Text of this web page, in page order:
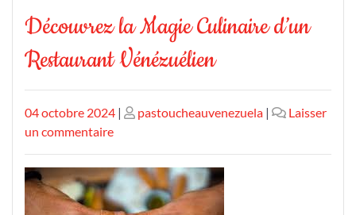
Découvrez la Magie Culinaire d’un
Restaurant Vénézuélien
Publié
le
04 octobre 2024 | Publié
pastoucheauvenezuela |
Laisser
un commentairesur
la
Magie
Culinaire